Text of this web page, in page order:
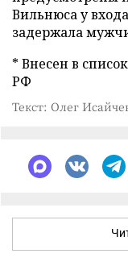
Вильнюса у
задержала
* Внесен в
РФ
Текст: Олег